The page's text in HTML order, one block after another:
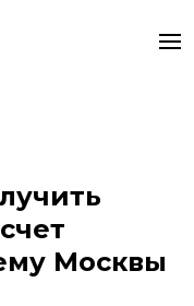
Москвы